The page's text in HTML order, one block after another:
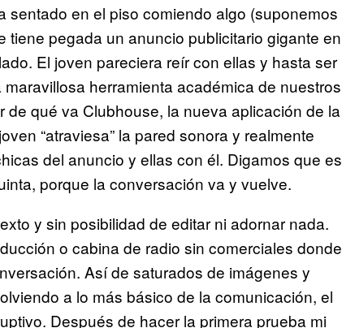
en el piso comiendo algo (suponemos
pegada un anuncio publicitario gigante en
El joven pareciera reír con ellas y hasta ser
herramienta académica de nuestros
qué va Clubhouse, la nueva aplicación de la
“atraviesa” la pared sonora y realmente
del anuncio y ellas con él. Digamos que es
porque la conversación va y vuelve.
y sin posibilidad de editar ni adornar nada.
o cabina de radio sin comerciales donde
Así de saturados de imágenes y
a lo más básico de la comunicación, el
Después de hacer la primera prueba mi